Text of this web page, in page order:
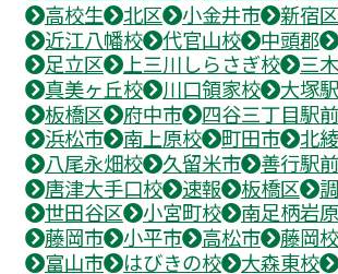
高校生
北区 小金井市 新宿区
近江八幡校
代官山校 中頭郡
足立区
上三川しらさぎ校 三
真美ヶ丘校
川口領家校 大塚
板橋区
府中市 四谷三丁目駅
浜松市
南上原校 町田市
北
八尾永畑校
久留米市 善行駅
唐津大手口校
速報 板橋区
世田谷区
小宮町校 南足柄岩
藤岡市
小平市 高松市 藤岡校
富山市
はびきの校 大森東校